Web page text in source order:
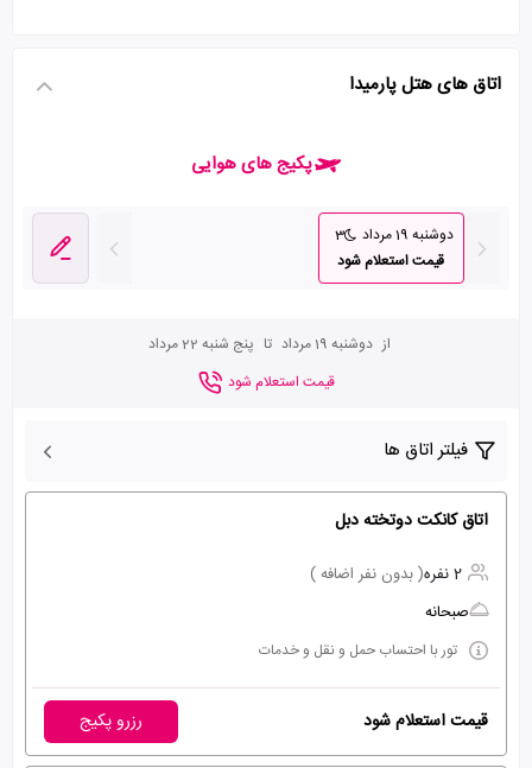
اتاق های هتل پارمیدا
پکیج های هوایی
دوشنبه 19 مرداد
3
قیمت استعلام شود
از دوشنبه 19 مرداد تا پنج شنبه 22 مرداد
قیمت استعلام شود
فیلتر اتاق ها
اتاق کانکت دوتخته دبل
2 نفره
( بدون نفر اضافه )
صبحانه
تور با احتساب حمل و نقل و خدمات
قیمت استعلام شود رزرو پکیج